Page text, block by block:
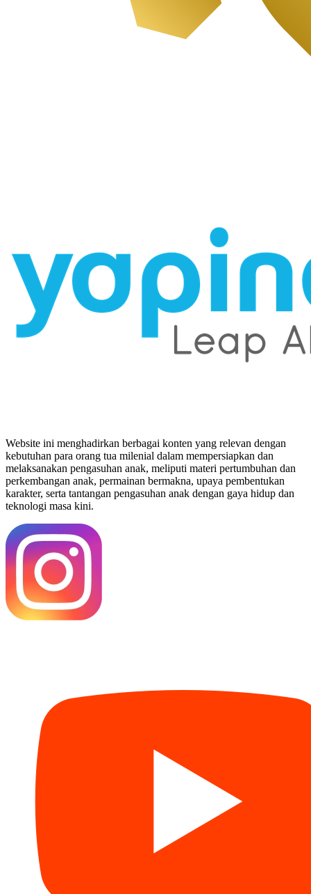
Website ini menghadirkan berbagai konten yang relevan dengan
kebutuhan para orang tua milenial dalam mempersiapkan dan
melaksanakan pengasuhan anak, meliputi materi pertumbuhan dan
perkembangan anak, permainan bermakna, upaya pembentukan
karakter, serta tantangan pengasuhan anak dengan gaya hidup dan
teknologi masa kini.